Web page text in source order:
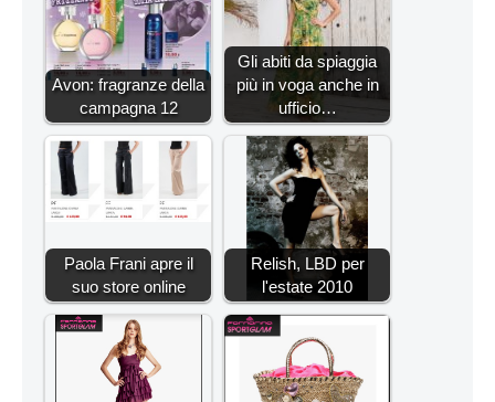
Avon: fragranze della
campagna 12
Gli abiti da spiaggia
più in voga anche in
ufficio…
Paola Frani apre il
suo store online
Relish, LBD per
l'estate 2010